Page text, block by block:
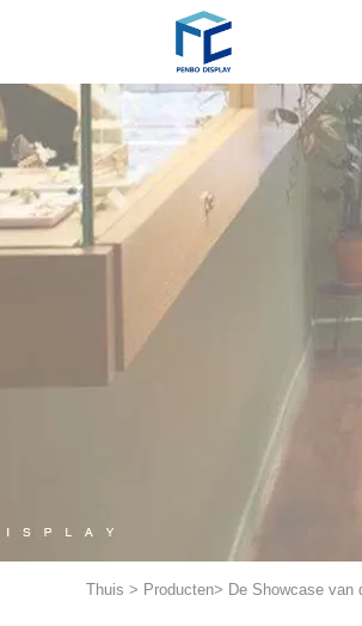
Thuis > Producten> De Showcase van